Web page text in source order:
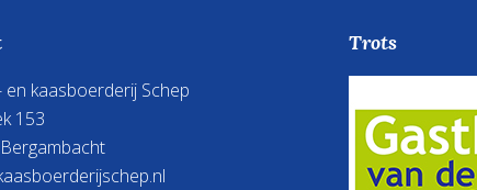
en kaasboerderij Schep
153
Trots